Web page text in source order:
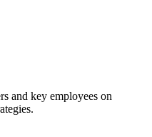
and key employees on